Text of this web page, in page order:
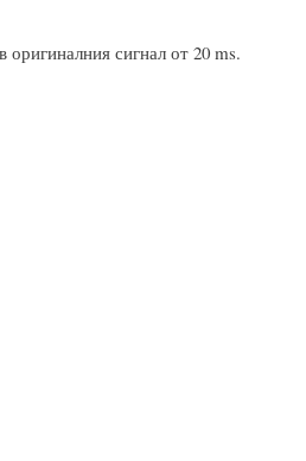
оригиналния сигнал от 20 ms.